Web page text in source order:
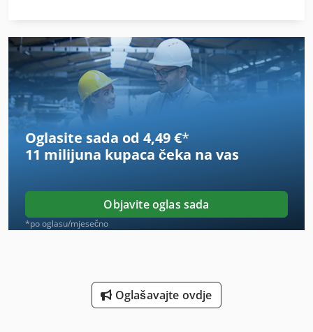
Mašini Za Mljevenje
Obraćajući Se
Obuće Za Glodanje I Brušenje Stroj
Postrojenja I Betonare
Postrojenja Za Proizvodnju Prozora
Prikaz Okvira Za Pohranu
Projekcija Za Varenje
Stroj Za Poliranje Automobila
Strojevi Za Oblikovanje
Oglasite sada od 4,49 €*
11 milijuna kupaca čeka na vas
Objavite oglas sada
*po oglasu/mjesečno
Oglašavajte ovdje